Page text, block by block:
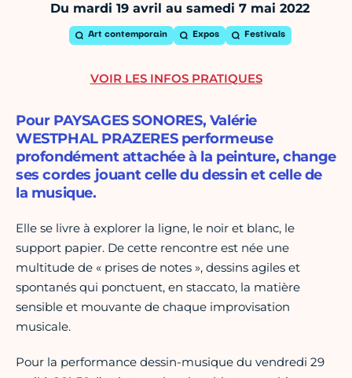
Du mardi 19 avril au samedi 7 mai 2022
Art contemporain Expos Festivals
Pour PAYSAGES SONORES, Valérie
WESTPHAL PRAZERES performeuse
profondément attachée à la peinture, change
ses cordes jouant celle du dessin et celle de
la musique.
Elle se livre à explorer la ligne, le noir et blanc, le
support papier. De cette rencontre est née une
multitude de « prises de notes », dessins agiles et
spontanés qui ponctuent, en staccato, la matière
sensible et mouvante de chaque improvisation
musicale.
Pour la performance dessin-musique du vendredi 29
VOIR LES INFOS PRATIQUES